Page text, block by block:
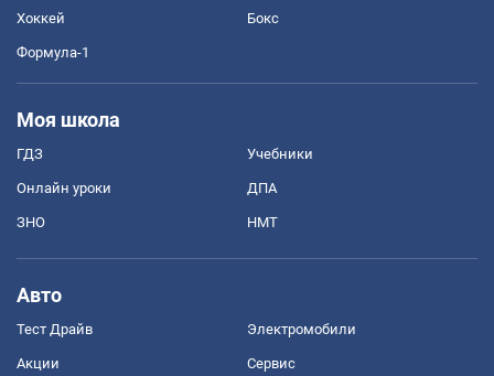
Хоккей Бокс
Формула-1
Моя школа
ГДЗ Учебники
Онлайн уроки ДПА
ЗНО НМТ
Авто
Тест Драйв Электромобили
Акции Сервис